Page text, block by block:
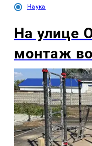
Наука
На улице
монтаж